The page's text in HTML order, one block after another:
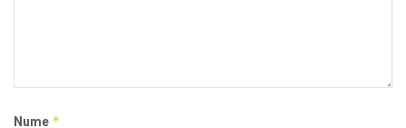
Nume *